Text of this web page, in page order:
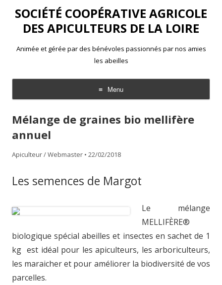
SOCIÉTÉ COOPÉRATIVE AGRICOLE
DES APICULTEURS DE LA LOIRE
Animée et gérée par des bénévoles passionnés par nos amies
les abeilles
Menu
Aller
contenu
Mélange de graines bio mellifère
annuel
Apiculteur / Webmaster • 22/02/2018
Les semences de Margot
Le mélange
MELLIFÈRE®
biologique spécial abeilles et insectes en sachet de 1
kg est idéal pour les apiculteurs, les arboriculteurs,
les maraicher et pour améliorer la biodiversité de vos
parcelles.